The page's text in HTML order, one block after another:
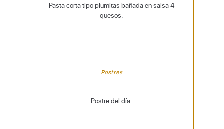
Pasta corta tipo plumitas bañada en salsa 4
quesos.
Postres
Postre del día.